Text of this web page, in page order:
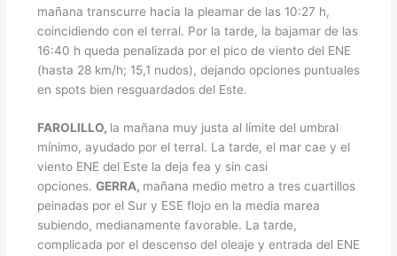
mañana transcurre hacia la pleamar de las 10:27 h,
coincidiendo con el terral. Por la tarde, la bajamar de las
16:40 h queda penalizada por el pico de viento del ENE
(hasta 28 km/h; 15,1 nudos), dejando opciones puntuales
en spots bien resguardados del Este.
FAROLILLO, la mañana muy justa al límite del umbral
mínimo, ayudado por el terral. La tarde, el mar cae y el
viento ENE del Este la deja fea y sin casi
opciones. GERRA, mañana medio metro a tres cuartillos
peinadas por el Sur y ESE flojo en la media marea
subiendo, medianamente favorable. La tarde,
complicada por el descenso del oleaje y entrada del ENE